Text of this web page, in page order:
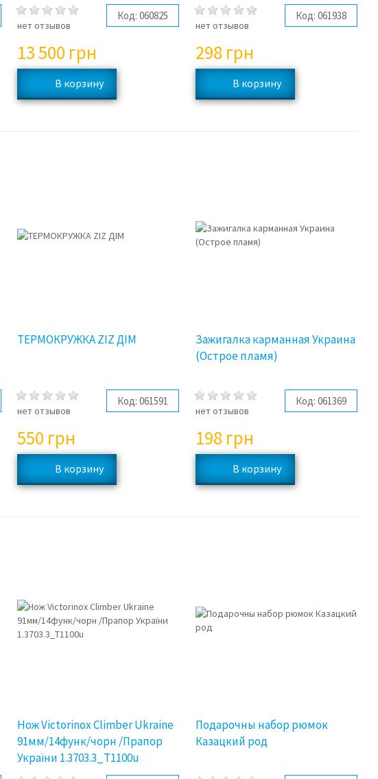
нет отзывов
Код: 060825
13 500 грн
нет отзывов
Код: 061938
298 грн
ТЕРМОКРУЖКА ZIZ ДІМ
нет отзывов
Код: 061591
550 грн
Зажигалка карманная Украина
(Острое пламя)
нет отзывов
Код: 061369
198 грн
Нож Victorinox Climber Ukraine
91мм/14функ/чорн /Прапор
України 1.3703.3_T1100u
Подарочны набор рюмок
Казацкий род